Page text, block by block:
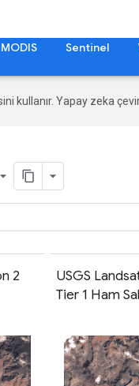
MODIS Sentinel
kullanır. Yapay zeka
2
USGS
Tier 1 Ham